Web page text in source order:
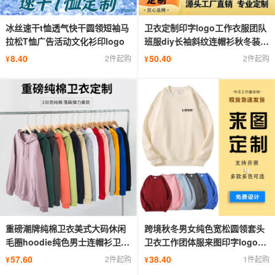
冰丝速干t恤透气快干圆领短袖马
拉松T恤广告活动文化衫印logo
¥8.40 2件起购
卫衣定制印字logo工作衣服团队
班服diy长袖斜纹连帽衫秋冬装外
套
¥50.40 2件起购
重磅潮牌纯棉卫衣美式大码休闲
毛圈hoodie纯色男士连帽衫卫衣
定制
¥57.60 2件起购
跨境秋冬男女纯色宽松圆领套头
卫衣工作团体服来图印字logo代
发
¥38.40 1件起购